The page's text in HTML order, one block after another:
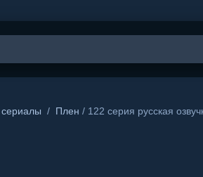
/ Плен / 122 серия русская